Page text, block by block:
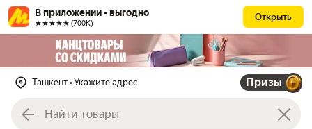
В приложении - выгодно
★★★★★ (700К)
Открыть
Ташкент • Укажите адрес Призы